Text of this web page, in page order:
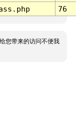
76
您带来的访问不便我